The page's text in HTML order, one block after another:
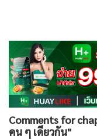
Comments for
คน ๆ เดียวกัน"